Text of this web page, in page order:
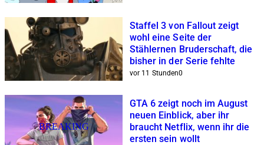
Staffel 3 von Fallout zeigt
wohl eine Seite der
Stählernen Bruderschaft, die
bisher in der Serie fehlte
vor 11 Stunden0
BREAKING
GTA 6 zeigt noch im August
neuen Einblick, aber ihr
braucht Netflix, wenn ihr die
ersten sein wollt